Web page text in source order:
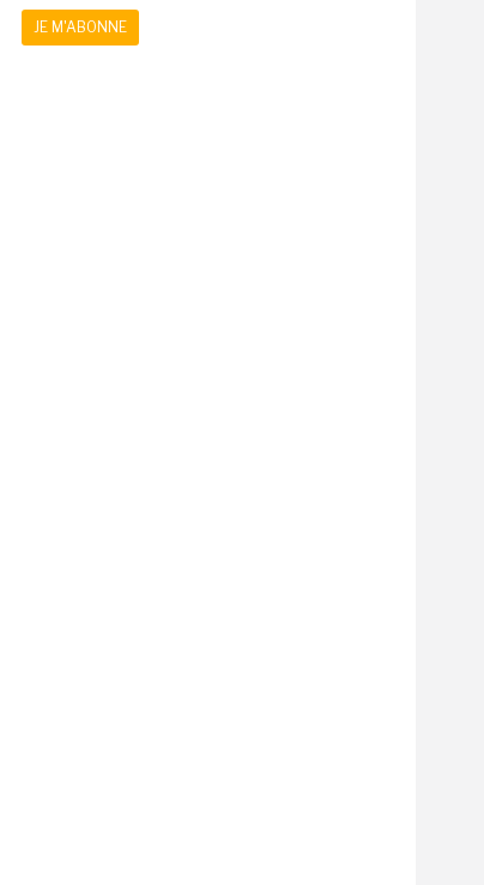
JE M'ABONNE